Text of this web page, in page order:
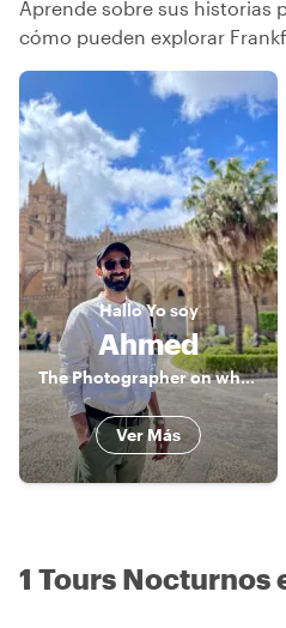
Aprende sobre sus historias
cómo pueden explorar
HalloYo soy
Ahmed
The Photographer on wheels
Ver Más
1 Tours Nocturnos